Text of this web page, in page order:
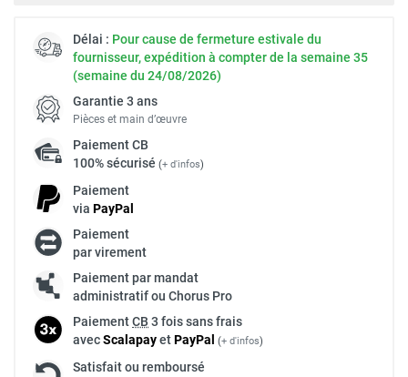
Délai : Pour cause de fermeture estivale du
fournisseur, expédition à compter de la semaine 35
(semaine du 24/08/2026)
Garantie 3 ans
Pièces et main d’œuvre
PaiementCB
100% sécurisé (+ d'infos)
Paiement
via PayPal
Paiement
par virement
Paiement par mandat
administratif ou Chorus Pro
PaiementCB 3 fois sans frais
avecScalapayetPayPal (+ d'infos)
Satisfait ou remboursé